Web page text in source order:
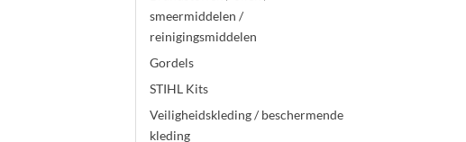
smeermiddelen /
reinigingsmiddelen
Gordels
STIHL Kits
Veiligheidskleding / beschermende
kleding